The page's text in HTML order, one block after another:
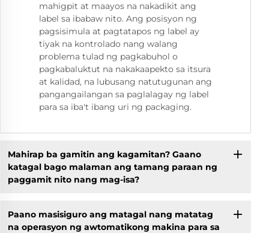
mahigpit at maayos na nakadikit ang
label sa ibabaw nito. Ang posisyon ng
pagsisimula at pagtatapos ng label ay
tiyak na kontrolado nang walang
problema tulad ng pagkabuhol o
pagkabaluktut na nakakaapekto sa itsura
at kalidad, na lubusang natutugunan ang
pangangailangan sa paglalagay ng label
para sa iba't ibang uri ng packaging.
Mahirap ba gamitin ang kagamitan? Gaano
katagal bago malaman ang tamang paraan ng
paggamit nito nang mag-isa?
Paano masisiguro ang matagal nang matatag
na operasyon ng awtomatikong makina para sa